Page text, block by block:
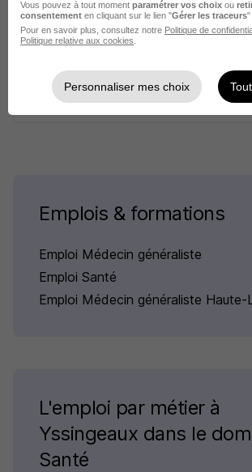
Médecin Généraliste H/F
Appel Médical
Yssingeaux - 43 CDI Temps partiel
Cette offre n’est plus disponible depuis
Emplois & formations
Emploi Médecin généraliste
Emploi Santé
Emploi Médecin généraliste Haute-
L'emploi par métier à
Yssingeaux dans le
Santé
Vous pouvez à tout moment paramétrer vos choix ou
consentement en cliquant sur le lien "Gérer les traceurs"
Pour en savoir plus, consultez notre Politique de
Politique relative aux cookies
Personnaliser mes choix